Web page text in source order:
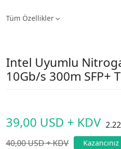
Tüm Özellikler
Intel Uyumlu
10Gb/s 300m SFP+
39,00 USD + KDV
40,00 USD + KDV